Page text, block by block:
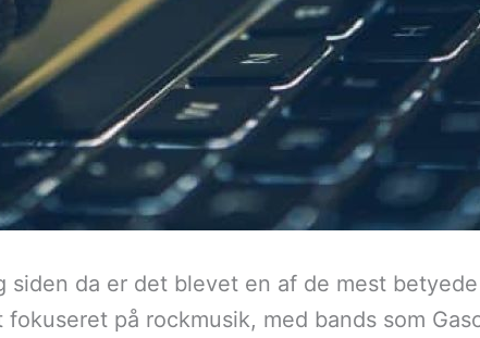
siden da er det blevet en af de mest
på rockmusik, med bands som